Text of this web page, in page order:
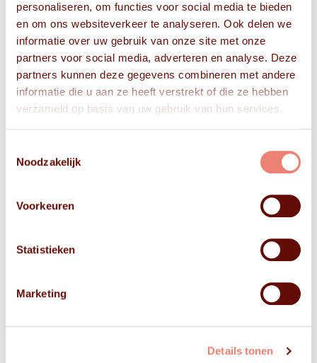
personaliseren, om functies voor social media te bieden
en om ons websiteverkeer te analyseren. Ook delen we
informatie over uw gebruik van onze site met onze
partners voor social media, adverteren en analyse. Deze
partners kunnen deze gegevens combineren met andere
informatie die u aan ze heeft verstrekt of die ze hebben
verzameld op basis van uw gebruik van hun services.
Noodzakelijk
Voorkeuren
Statistieken
Marketing
Details tonen